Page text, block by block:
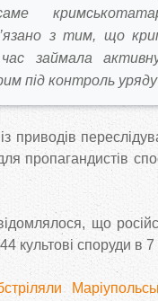
з тим, що
займала
під контроль
пропагандистів
що
культові споруди в 7